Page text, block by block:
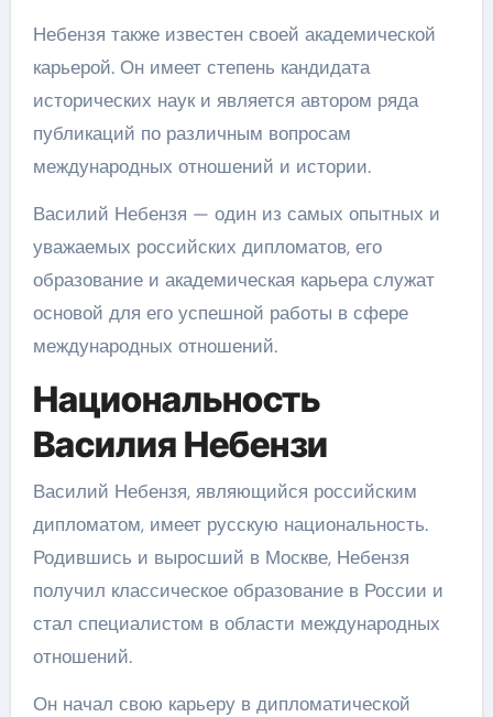
Небензя также известен своей академической
карьерой. Он имеет степень кандидата
исторических наук и является автором ряда
публикаций по различным вопросам
международных отношений и истории.
Василий Небензя — один из самых опытных и
уважаемых российских дипломатов, его
образование и академическая карьера служат
основой для его успешной работы в сфере
международных отношений.
Национальность
Василия Небензи
Василий Небензя, являющийся российским
дипломатом, имеет русскую национальность.
Родившись и выросший в Москве, Небензя
получил классическое образование в России и
стал специалистом в области международных
отношений.
Он начал свою карьеру в дипломатической